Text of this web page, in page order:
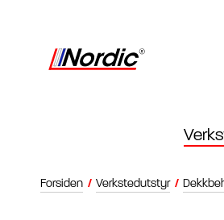
Forsiden / Verkstedutstyr /